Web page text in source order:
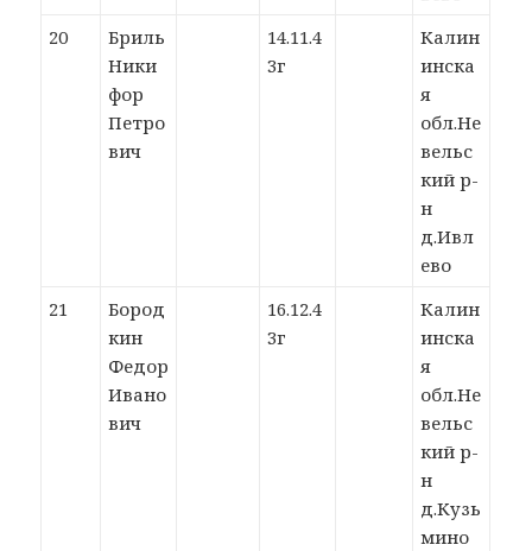
20
Бриль
Ники
фор
Петро
вич
14.11.4
3г
Калин
инска
я
обл.Не
вельс
кий р-
н
д.Ивл
ево
21
Бород
кин
Федор
Ивано
вич
16.12.4
3г
Калин
инска
я
обл.Не
вельс
кий р-
н
д.Кузь
мино